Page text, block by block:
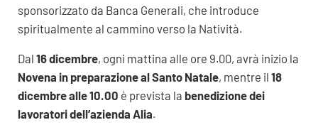
sponsorizzato da Banca Generali, che introduce
spiritualmente al cammino verso la Natività.
Dal 16 dicembre, ogni mattina alle ore 9.00, avrà inizio la
Novena in preparazione al Santo Natale, mentre il 18
dicembre alle 10.00 è prevista la benedizione dei
lavoratori dell’azienda Alia.